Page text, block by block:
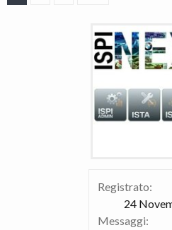
Registrato:
24
Messaggi: